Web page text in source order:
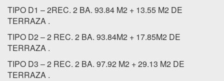
TIPO D1 – 2REC. 2 BA. 93.84 M2 + 13.55 M2 DE
TERRAZA .
TIPO D2 – 2 REC. 2 BA. 93.84M2 + 17.85M2 DE
TERRAZA .
TIPO D3 – 2 REC. 2 BA. 97.92 M2 + 29.13 M2 DE
TERRAZA .